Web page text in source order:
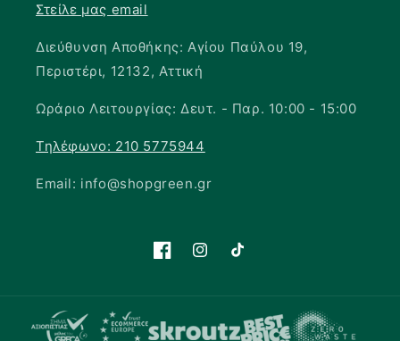
Στείλε μας email
Διεύθυνση Αποθήκης: Αγίου Παύλου 19,
Περιστέρι, 12132, Αττική
Ωράριο Λειτουργίας: Δευτ. - Παρ. 10:00 - 15:00
Τηλέφωνο: 210 5775944
Email: info@shopgreen.gr
FacebookInstagramTikTok